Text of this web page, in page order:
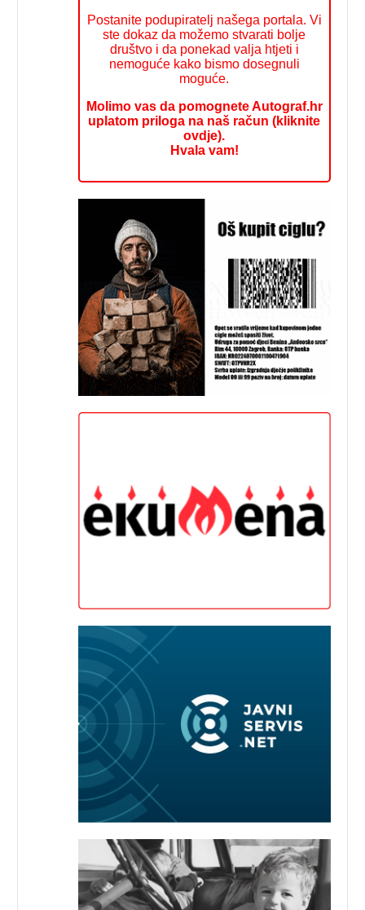
Postanite podupiratelj našega portala. Vi
ste dokaz da možemo stvarati bolje
društvo i da ponekad valja htjeti i
nemoguće kako bismo dosegnuli
moguće.
Molimo vas da pomognete Autograf.hr
uplatom priloga na naš račun (kliknite
ovdje).
Hvala vam!